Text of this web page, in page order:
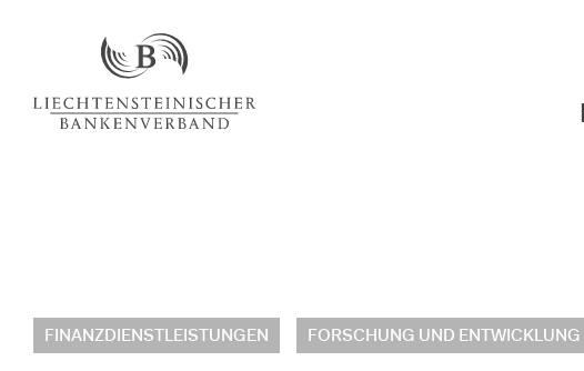
FINANZDIENSTLEISTUNGEN FORSCHUNG UND ENTWICKLUNG